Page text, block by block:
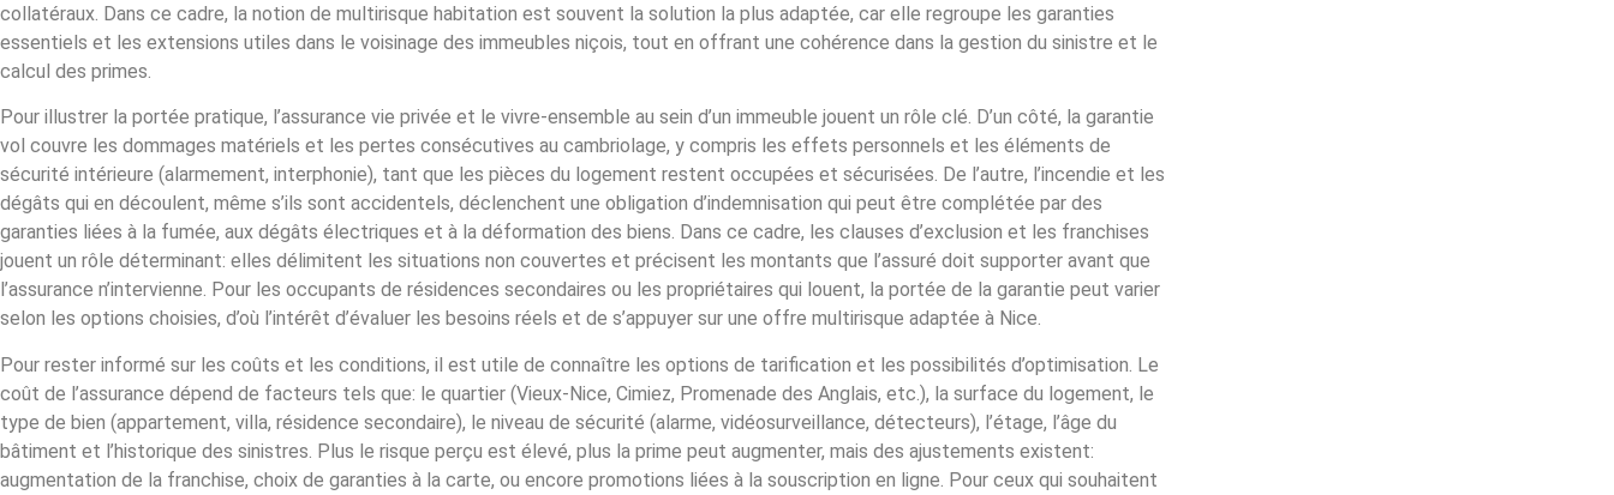
collatéraux. Dans ce cadre, la notion de multirisque habitation est souvent la solution la plus adaptée, car elle regroupe les garanties
essentiels et les extensions utiles dans le voisinage des immeubles niçois, tout en offrant une cohérence dans la gestion du sinistre et le
calcul des primes.
Pour illustrer la portée pratique, l’assurance vie privée et le vivre-ensemble au sein d’un immeuble jouent un rôle clé. D’un côté, la garantie
vol couvre les dommages matériels et les pertes consécutives au cambriolage, y compris les effets personnels et les éléments de
sécurité intérieure (alarmement, interphonie), tant que les pièces du logement restent occupées et sécurisées. De l’autre, l’incendie et les
dégâts qui en découlent, même s’ils sont accidentels, déclenchent une obligation d’indemnisation qui peut être complétée par des
garanties liées à la fumée, aux dégâts électriques et à la déformation des biens. Dans ce cadre, les clauses d’exclusion et les franchises
jouent un rôle déterminant: elles délimitent les situations non couvertes et précisent les montants que l’assuré doit supporter avant que
l’assurance n’intervienne. Pour les occupants de résidences secondaires ou les propriétaires qui louent, la portée de la garantie peut varier
selon les options choisies, d’où l’intérêt d’évaluer les besoins réels et de s’appuyer sur une offre multirisque adaptée à Nice.
Pour rester informé sur les coûts et les conditions, il est utile de connaître les options de tarification et les possibilités d’optimisation. Le
coût de l’assurance dépend de facteurs tels que: le quartier (Vieux-Nice, Cimiez, Promenade des Anglais, etc.), la surface du logement, le
type de bien (appartement, villa, résidence secondaire), le niveau de sécurité (alarme, vidéosurveillance, détecteurs), l’étage, l’âge du
bâtiment et l’historique des sinistres. Plus le risque perçu est élevé, plus la prime peut augmenter, mais des ajustements existent:
augmentation de la franchise, choix de garanties à la carte, ou encore promotions liées à la souscription en ligne. Pour ceux qui souhaitent